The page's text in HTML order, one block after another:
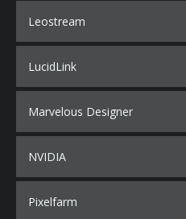
Leostream
LucidLink
Marvelous Designer
NVIDIA
Pixelfarm